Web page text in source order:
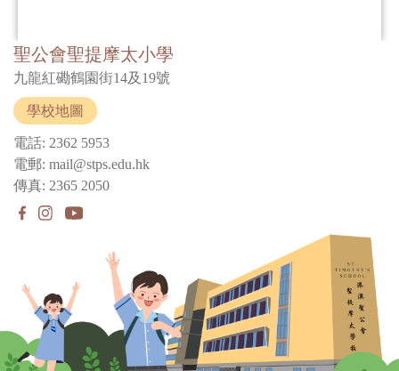
聖公會聖提摩太小學
九龍紅磡鶴園街14及19號
學校地圖
電話: 2362 5953
電郵: mail@stps.edu.hk
傳真: 2365 2050